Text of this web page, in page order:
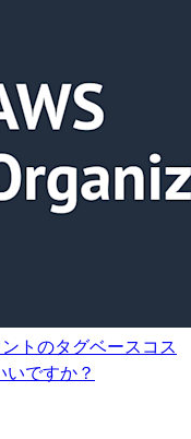
トのタグベースコス
ですか？